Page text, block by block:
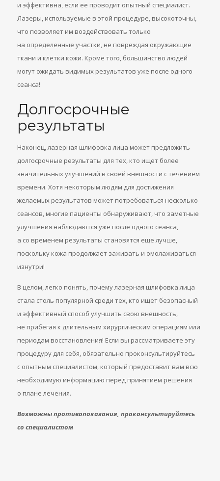
и эффективна, если ее проводит опытный специалист.
Лазеры, используемые в этой процедуре, высокоточны,
что позволяет им воздействовать только
на определенные участки, не повреждая окружающие
ткани и клетки кожи. Кроме того, большинство людей
могут ожидать видимых результатов уже после одного
сеанса!
Долгосрочные
результаты
Наконец, лазерная шлифовка лица может предложить
долгосрочные результаты для тех, кто ищет более
значительных улучшений в своей внешности с течением
времени. Хотя некоторым людям для достижения
желаемых результатов может потребоваться несколько
сеансов, многие пациенты обнаруживают, что заметные
улучшения наблюдаются уже после одного сеанса,
а со временем результаты становятся еще лучше,
поскольку кожа продолжает заживать и омолаживаться
изнутри!
В целом, легко понять, почему лазерная шлифовка лица
стала столь популярной среди тех, кто ищет безопасный
и эффективный способ улучшить свою внешность,
не прибегая к длительным хирургическим операциям или
периодам восстановления! Если вы рассматриваете эту
процедуру для себя, обязательно проконсультируйтесь
с опытным специалистом, который предоставит вам всю
необходимую информацию перед принятием решения
о плане лечения.
Возможны противопоказания, проконсультируйтесь
со специалистом